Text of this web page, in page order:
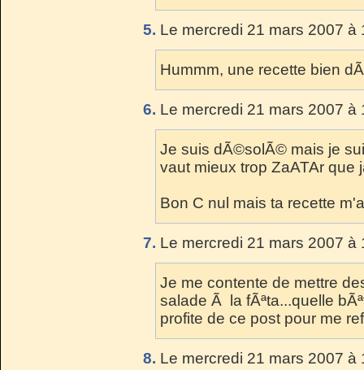
5. Le mercredi 21 mars 2007 à
Hummm, une recette bien
6. Le mercredi 21 mars 2007 à
Je suis dÃ©solÃ© mais je
vaut mieux trop ZaATAr que
Bon C nul mais ta recette
7. Le mercredi 21 mars 2007
Je me contente de mettre
salade Ã la fÃªta...quelle
profite de ce post pour me
8. Le mercredi 21 mars 2007